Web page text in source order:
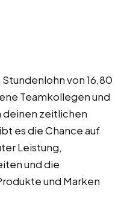
von 16,80
Teamkollegen und
deinen zeitlichen
es die Chance auf
Leistung,
und die
und Marken